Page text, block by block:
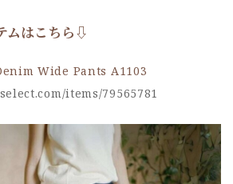
ムはこちら⇩
Wide Pants A1103
items/79565781